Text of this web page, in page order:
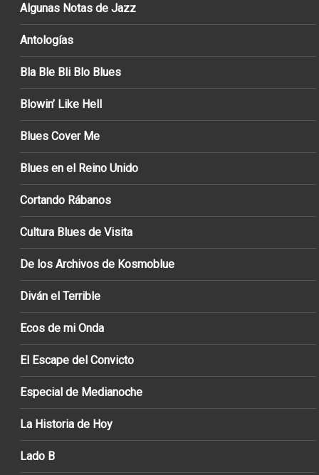
Algunas Notas de Jazz
Antologías
Bla Ble Bli Blo Blues
Blowin’ Like Hell
Blues Cover Me
Blues en el Reino Unido
Cortando Rábanos
Cultura Blues de Visita
De los Archivos de Kosmoblue
Diván el Terrible
Ecos de mi Onda
El Escape del Convicto
Especial de Medianoche
La Historia de Hoy
Lado B